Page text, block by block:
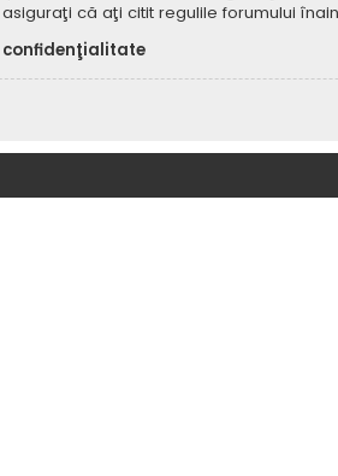
că aţi citit regulile forumului
confidenţialitate